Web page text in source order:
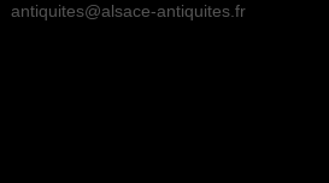
antiquites@alsace-antiquites.fr